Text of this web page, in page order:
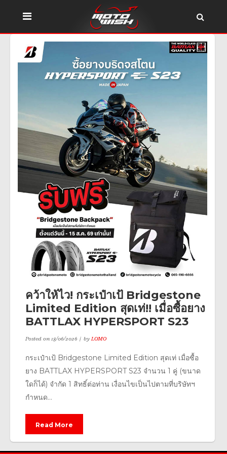
คว้าให้ไว! กระเป๋าเป้ Bridgestone
Limited Edition สุดเท่!! เมื่อซื้อยาง
BATTLAX HYPERSPORT S23
Posted on18/06/2026 byLOMO
กระเป๋าเป้ Bridgestone Limited Edition สุดเท่ เมื่อซื้อ
ยาง BATTLAX HYPERSPORT S23 จำนวน 1 คู่ (ขนาด
ใดก็ได้) จำกัด 1 สิทธิ์ต่อท่าน เงื่อนไขเป็นไปตามที่บริษัทฯ
กำหนด...
Read More